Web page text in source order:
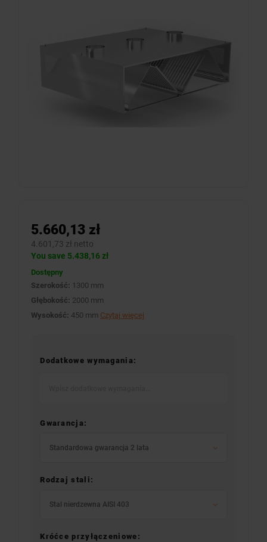
5.660,13 zł
4.601,73 zł netto
You save 5.438,16 zł
Dostępny
Szerokość: 1300 mm
Głębokość: 2000 mm
Wysokość: 450 mm Czytaj więcej
Dodatkowe wymagania:
Gwarancja:
Standardowa gwarancja 2 lata
Rodzaj stali:
Stal nierdzewna AISI 403
Króćce przyłączeniowe: